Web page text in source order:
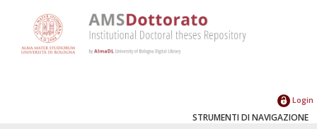
Login
STRUMENTI DI NAVIGAZIONE